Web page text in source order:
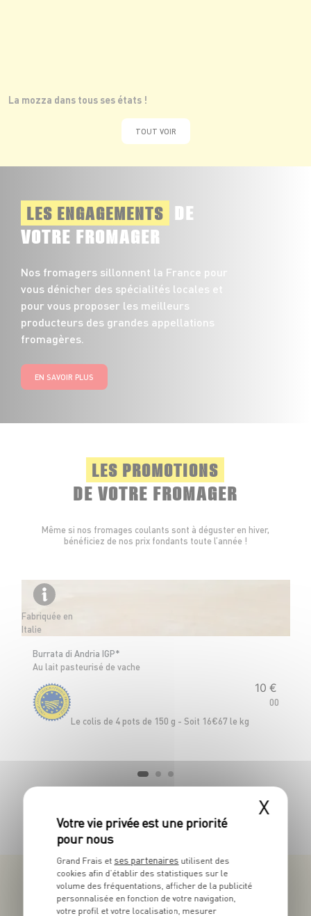
La mozza dans tous ses états !
TOUT VOIR
LES ENGAGEMENTS DE
VOTRE FROMAGER
Nos fromagers sillonnent la France pour
vous dénicher des spécialités locales et
pour vous proposer les meilleurs
producteurs des grandes appellations
fromagères.
EN SAVOIR PLUS
LES PROMOTIONS
DE VOTRE FROMAGER
Même si nos fromages coulants sont à déguster en hiver,
bénéficiez de nos prix fondants toute l’année !
Fabriquée en
Italie
Burrata di Andria IGP*
Au lait pasteurisé de vache
10 €
00
Le colis de 4 pots de 150 g - Soit 16€67 le kg
X
Grand Frais et ses partenaires utilisent des
cookies afin d’établir des statistiques sur le
volume des fréquentations, afficher de la publicité
personnalisée en fonction de votre navigation,
votre profil et votre localisation, mesurer